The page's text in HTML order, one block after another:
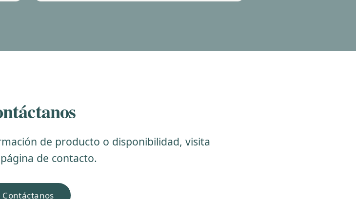
de producto o disponibilidad, visita
de contacto.
Contáctanos